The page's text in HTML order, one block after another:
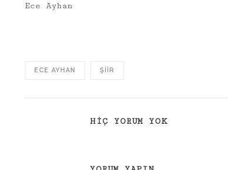
Ece Ayhan
ECE AYHAN ŞIIR
HIÇ YORUM YOK